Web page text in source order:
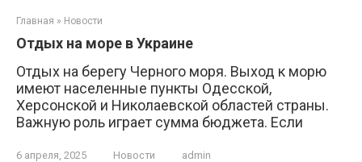
Главная » Новости
Отдых на море в Украине
Отдых на берегу Черного моря. Выход к морю
имеют населенные пункты Одесской,
Херсонской и Николаевской областей страны.
Важную роль играет сумма бюджета. Если
6 апреля, 2025 Новости admin